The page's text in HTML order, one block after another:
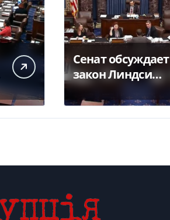
Сенат обсуждает
закон Линдси
Грэма — видео